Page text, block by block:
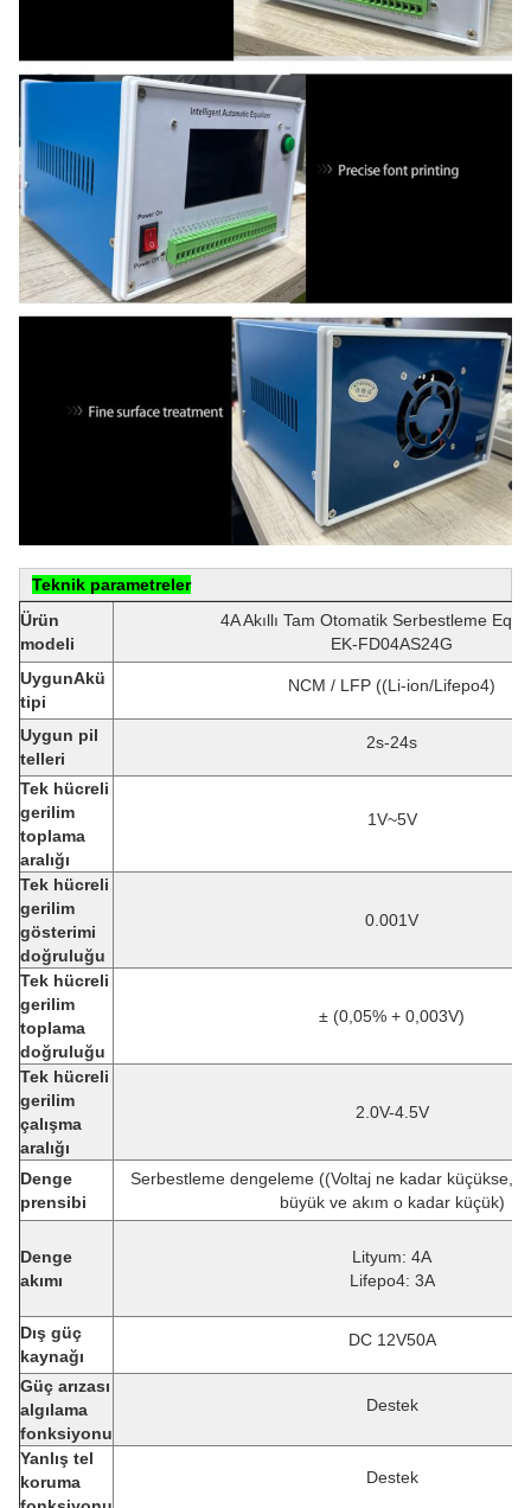
Teknik parametreler
Ürün
modeli
4A Akıllı Tam Otomatik Serbestleme
EK-FD04AS24G
UygunAkü
tipi
NCM / LFP ((Li-ion/Lifepo4)
Uygun pil
telleri
2s-24s
Tek hücreli
gerilim
toplama
aralığı
1V~5V
Tek hücreli
gerilim
gösterimi
doğruluğu
0.001V
Tek hücreli
gerilim
toplama
doğruluğu
± (0,05% + 0,003V)
Tek hücreli
gerilim
çalışma
aralığı
2.0V-4.5V
Denge
prensibi
Serbestleme dengeleme ((Voltaj ne kadar küçükse,
büyük ve akım o kadar küçük)
Denge
akımı
Lityum: 4A
Lifepo4: 3A
Dış güç
kaynağı
DC 12V50A
Güç arızası
algılama
fonksiyonu
Destek
Yanlış tel
koruma
Destek